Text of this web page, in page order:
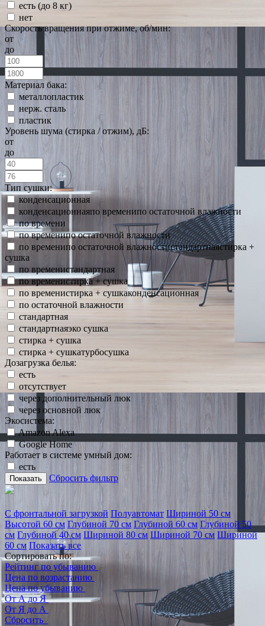
есть (до 8 кг)
нет
Скорость вращения при отжиме, об/мин:
от
до
Материал бака:
металлопластик
нерж. сталь
пластик
Уровень шума (стирка / отжим), дБ:
от
до
Тип сушки:
конденсационная
конденсационнаяпо временипо остаточной влажности
по времени
по временипо остаточной влажности
по временипо остаточной влажностистандартнаястирка +
сушка
по временистандартная
по временистирка + сушка
по временистирка + сушкаконденсационная
по остаточной влажности
стандартная
стандартнаяэко сушка
стирка + сушка
стирка + сушкатурбосушка
Дозагрузка белья:
есть
отсутствует
через дополнительный люк
через основной люк
Экосистема:
Amazon Alexa
Google Home
Работает в системе умный дом:
есть
Показать Сбросить фильтр
С фронтальной загрузкой Полуавтомат Шириной 50 см
Высотой 60 см Глубиной 70 см Глубиной 60 см Глубиной 50
см Глубиной 40 см Шириной 80 см Шириной 70 см Шириной
60 см Показать все
Сортировать по:
Рейтинг по убыванию
Цена по возрастанию
Цена по убыванию
От А до Я
От Я до А
Сбросить